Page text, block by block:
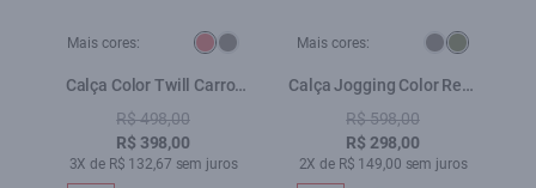
Mais cores:
Calça Color Twill Carrot
Melancia
R$ 498,00
R$ 398,00
3X de R$ 132,67 sem juros
Mais cores:
Calça Jogging Color Reta
Verde Escuro
R$ 598,00
R$ 298,00
2X de R$ 149,00 sem juros